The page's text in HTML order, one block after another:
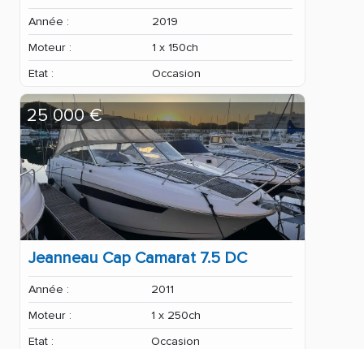
Année :
2019
Moteur :
1 x 150ch
Etat :
Occasion
Jeanneau Cap Camarat 7.5 DC
Année :
2011
Moteur :
1 x 250ch
Etat :
Occasion
25 000 €